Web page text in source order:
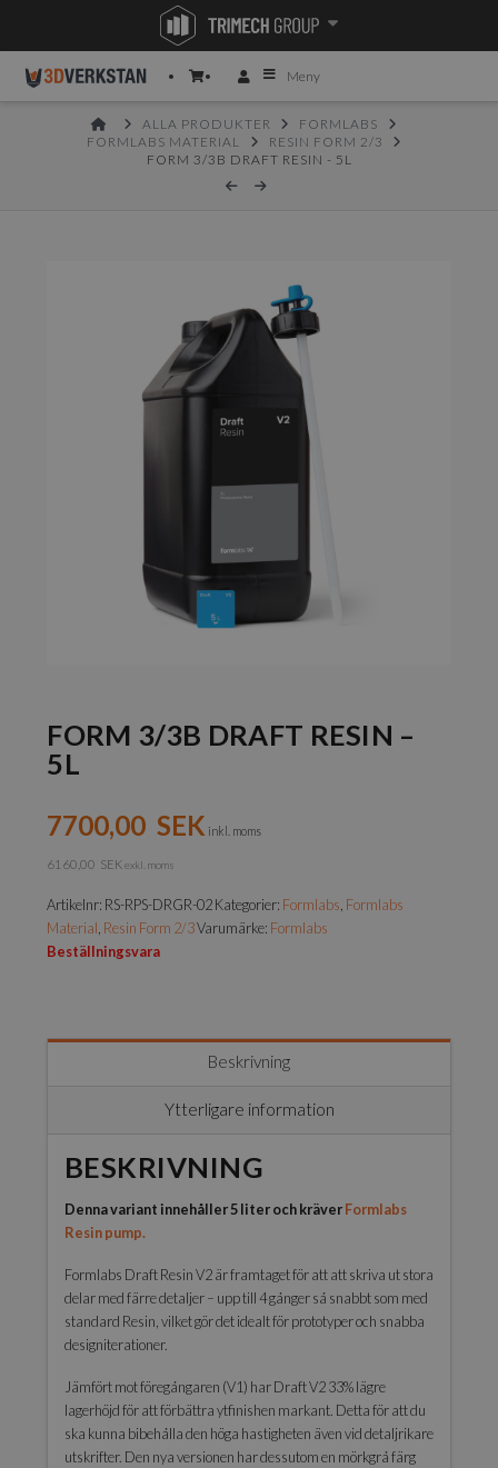
Meny
HOMEALLA PRODUKTER
FORMLABS
FORMLABS MATERIAL
RESIN FORM 2/3
FORM 3/3B DRAFT RESIN - 5L
FORM 3/3B DRAFT RESIN –
5L
7700,00 SEK inkl. moms
6160,00 SEK exkl. moms
Artikelnr: RS-RPS-DRGR-02Kategorier: Formlabs Formlabs
Material Resin Form 2/3Varumärke: Formlabs
Beställningsvara
Beskrivning
Ytterligare information
BESKRIVNING
Denna variant innehåller 5 liter och kräverFormlabs
Resin pump.
Formlabs Draft Resin V2 är framtaget för att att skriva ut stora
delar med färre detaljer – upp till 4 gånger så snabbt som med
standard Resin, vilket gör det idealt för prototyper och snabba
designiterationer.
Jämfört mot föregångaren (V1) har Draft V2 33% lägre
lagerhöjd för att förbättra ytfinishen markant. Detta för att du
ska kunna bibehålla den höga hastigheten även vid detaljrikare
utskrifter. Den nya versionen har dessutom en mörkgrå färg